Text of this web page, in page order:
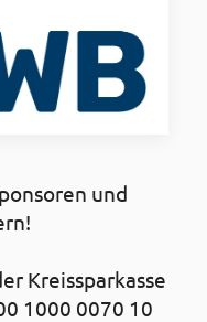
und
Kreissparkasse
1000 0070 10